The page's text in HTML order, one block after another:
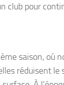
club pour
saison, où
réduisent le